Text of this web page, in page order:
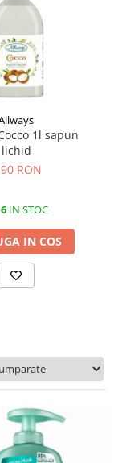
1l sapun
lichid
RON
6 IN STOC
IN COS